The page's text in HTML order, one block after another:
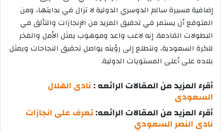
إضافية مسيرة سالم الدوسري الدولية لا تزال في بدايتها، ومن
المتوقع أن يستمر في تحقيق المزيد من الإنجازات والتألق في
البطولات القادمة. إنه لاعب واعد وموهوب يمثل الأمل والفخر
للكرة السعودية، ونتطلع إلى رؤيته يواصل تحقيق النجاحات ويمثل
بلاده على أعلى المستويات الدولية.
أقرء المزيد من المقالات الرائعه :نادى الهلال
السعودى
أقرء المزيد من المقالات الرائعه:تعرف على انجازات
نادى النصر السعودي